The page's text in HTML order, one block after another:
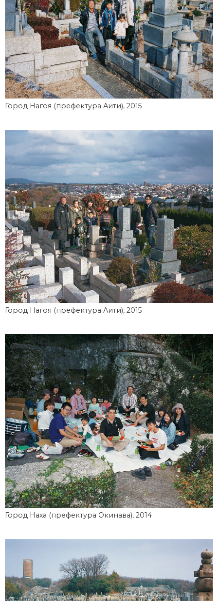
Город Нагоя (префектура Аити), 2015
Город Нагоя (префектура Аити), 2015
Город Наха (префектура Окинава), 2014